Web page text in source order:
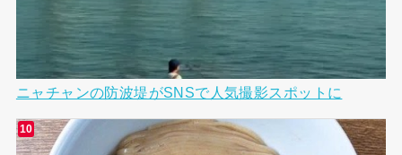
ニャチャンの防波堤がSNSで人気撮影スポットに